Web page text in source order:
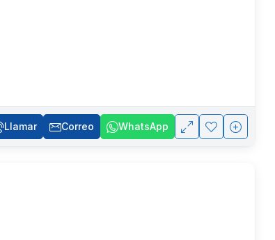
Llamar Correo WhatsApp